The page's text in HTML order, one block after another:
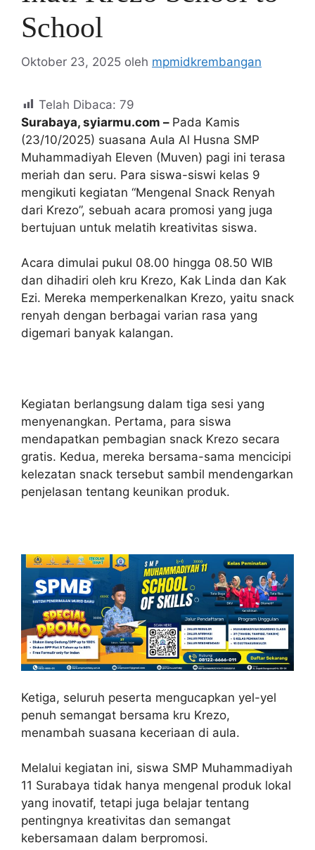
School
Oktober 23, 2025 oleh mpmidkrembangan
Telah Dibaca: 79
Surabaya, syiarmu.com – Pada Kamis
(23/10/2025) suasana Aula Al Husna SMP
Muhammadiyah Eleven (Muven) pagi ini terasa
meriah dan seru. Para siswa-siswi kelas 9
mengikuti kegiatan “Mengenal Snack Renyah
dari Krezo”, sebuah acara promosi yang juga
bertujuan untuk melatih kreativitas siswa.
Acara dimulai pukul 08.00 hingga 08.50 WIB
dan dihadiri oleh kru Krezo, Kak Linda dan Kak
Ezi. Mereka memperkenalkan Krezo, yaitu snack
renyah dengan berbagai varian rasa yang
digemari banyak kalangan.
Kegiatan berlangsung dalam tiga sesi yang
menyenangkan. Pertama, para siswa
mendapatkan pembagian snack Krezo secara
gratis. Kedua, mereka bersama-sama mencicipi
kelezatan snack tersebut sambil mendengarkan
penjelasan tentang keunikan produk.
Ketiga, seluruh peserta mengucapkan yel-yel
penuh semangat bersama kru Krezo,
menambah suasana keceriaan di aula.
Melalui kegiatan ini, siswa SMP Muhammadiyah
11 Surabaya tidak hanya mengenal produk lokal
yang inovatif, tetapi juga belajar tentang
pentingnya kreativitas dan semangat
kebersamaan dalam berpromosi.